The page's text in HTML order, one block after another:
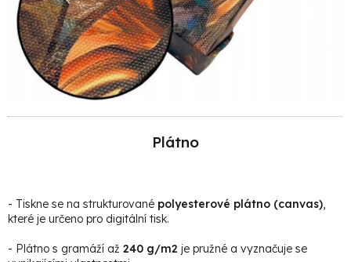
Plátno
- Tiskne se na strukturované polyesterové plátno (canvas),
které je určeno pro digitální tisk.
- Plátno s gramáží až 240 g/m2 je pružné a vyznačuje se